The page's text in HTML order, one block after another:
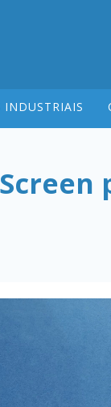
INDUSTRIAIS